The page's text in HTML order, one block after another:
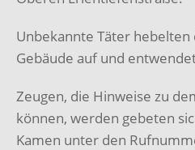
Unbekannte Täter hebelten
Gebäude auf und
Zeugen, die Hinweise zu
können, werden gebeten
Kamen unter den